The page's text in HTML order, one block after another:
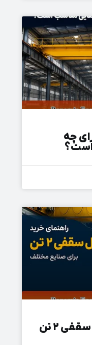
۱۰ تن برای چه
است؟
راهنمای خرید جرثقیل سقفی ۲ تن